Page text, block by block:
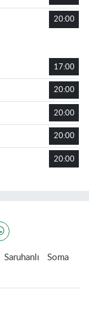
20:00
17:00
20:00
20:00
20:00
20:00
Saruhanlı
Soma